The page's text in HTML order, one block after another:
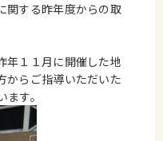
関する昨年度からの取
年１１月に開催した地
からご指導いただいた
す。